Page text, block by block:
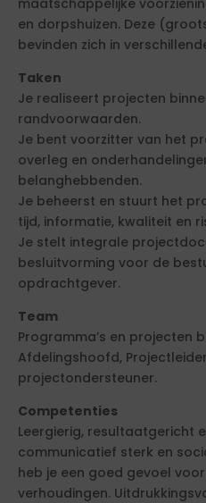
maatschappelijke
en dorpshuizen. Deze
bevinden zich in
Taken
Je realiseert projecten
randvoorwaarden.
Je bent voorzitter van het
overleg en
belanghebbenden.
Je beheerst en stuurt het
tijd, informatie, kwaliteit en
Je stelt integrale
besluitvorming voor de
opdrachtgever.
Team
Programma’s en projecten
Afdelingshoofd,
projectondersteuner.
Competenties
Leergierig, resultaatgericht
communicatief sterk en
heb je een goed gevoel
verhoudingen.